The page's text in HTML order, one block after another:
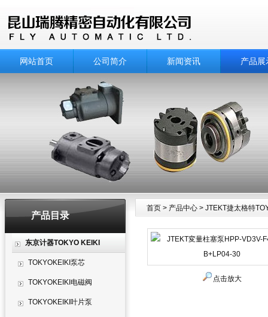
网站首页 公司简介 新闻资讯 产品展
产品目录
东京计器TOKYO KEIKI
TOKYOKEIKI泵芯
TOKYOKEIKI电磁阀
TOKYOKEIKI叶片泵
首页 > 产品中心 > JTEKT捷太格特
产品中心
点击放大